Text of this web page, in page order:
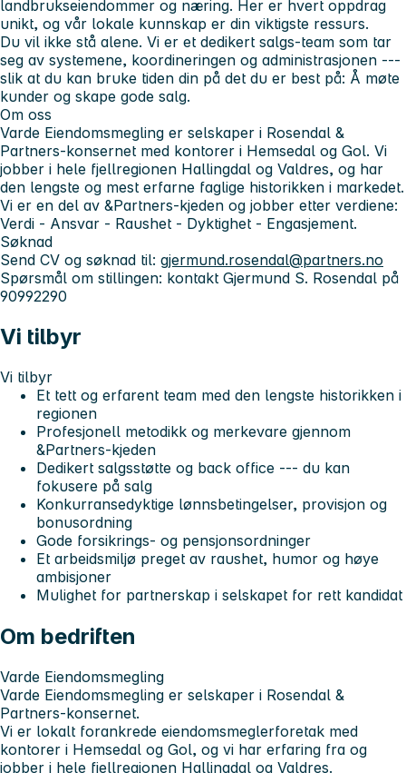
landbrukseiendommer og næring. Her er hvert oppdrag
unikt, og vår lokale kunnskap er din viktigste ressurs.
Du vil ikke stå alene. Vi er et dedikert salgs-team som tar
seg av systemene, koordineringen og administrasjonen ---
slik at du kan bruke tiden din på det du er best på: Å møte
kunder og skape gode salg.
Om oss
Varde Eiendomsmegling er selskaper i Rosendal &
Partners-konsernet med kontorer i Hemsedal og Gol. Vi
jobber i hele fjellregionen Hallingdal og Valdres, og har
den lengste og mest erfarne faglige historikken i markedet.
Vi er en del av &Partners-kjeden og jobber etter verdiene:
Verdi - Ansvar - Raushet - Dyktighet - Engasjement.
Søknad
Send CV og søknad til: gjermund.rosendal@partners.no
Spørsmål om stillingen: kontakt Gjermund S. Rosendal på
90992290
Vi tilbyr
Vi tilbyr
Et tett og erfarent team med den lengste historikken i
regionen
Profesjonell metodikk og merkevare gjennom
&Partners-kjeden
Dedikert salgsstøtte og back office --- du kan
fokusere på salg
Konkurransedyktige lønnsbetingelser, provisjon og
bonusordning
Gode forsikrings- og pensjonsordninger
Et arbeidsmiljø preget av raushet, humor og høye
ambisjoner
Mulighet for partnerskap i selskapet for rett kandidat
Om bedriften
Varde Eiendomsmegling
Varde Eiendomsmegling er selskaper i Rosendal &
Partners-konsernet.
Vi er lokalt forankrede eiendomsmeglerforetak med
kontorer i Hemsedal og Gol, og vi har erfaring fra og
jobber i hele fjellregionen Hallingdal og Valdres.